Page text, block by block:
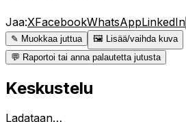
Jaa:XFacebookWhatsAppLinkedIn
✎ Muokkaa juttua
🖼 Lisää/vaihda kuva
💬 Raportoi tai anna palautetta jutusta
Keskustelu
Ladataan…